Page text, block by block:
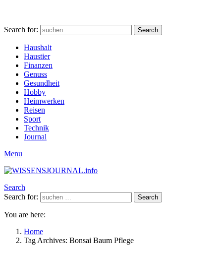
Search for: Search
Haushalt
Haustier
Finanzen
Genuss
Gesundheit
Hobby
Heimwerken
Reisen
Sport
Technik
Journal
Menu
Search
Search for:
Search
You are here:
Home
Tag Archives: Bonsai Baum Pflege